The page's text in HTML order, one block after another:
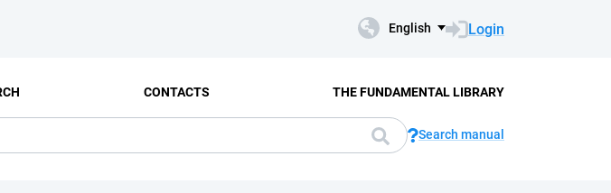
English Login
CONTACTS THE FUNDAMENTAL LIBRARY
Search manual